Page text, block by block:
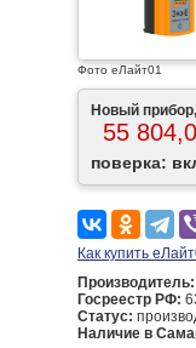
Фото еЛайт01
Новый
55
поверка:
Как купить
Производитель:
Госреестр РФ:
Статус:
Наличие в